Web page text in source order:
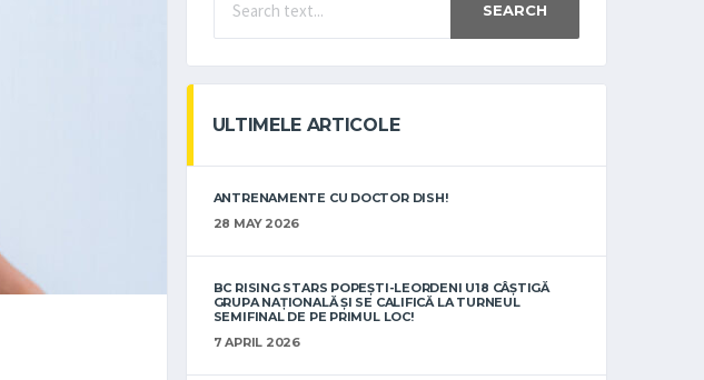
SEARCH
ULTIMELE ARTICOLE
ANTRENAMENTE CU DOCTOR DISH!
28 MAY 2026
BC RISING STARS POPEȘTI-LEORDENI U18 CÂȘTIGĂ
GRUPA NAȚIONALĂ ȘI SE CALIFICĂ LA TURNEUL
SEMIFINAL DE PE PRIMUL LOC!
7 APRIL 2026